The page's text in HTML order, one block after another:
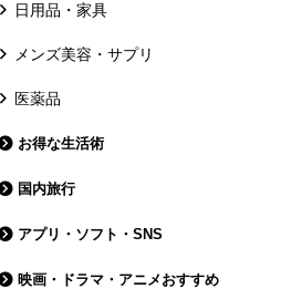
日用品・家具
メンズ美容・サプリ
医薬品
お得な生活術
国内旅行
アプリ・ソフト・SNS
映画・ドラマ・アニメおすすめ